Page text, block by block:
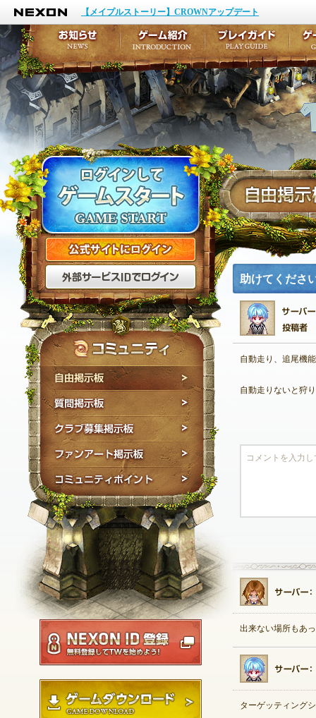
NEXON
【メイプルストーリー】CROWNアップデート
公式サイトにログイン
外部サービスIDでログ
NEXON ID登録
ゲームダウンロード
助けてくださ
自動走り、追尾機
自動走りないと狩
出来ない場所もあ
ターゲッティング
お知らせ
イベント
アップデート
メンテナンス
ゲーム紹介
キャラクター作成
テイルズ初級者講座
ここだけは知ってお